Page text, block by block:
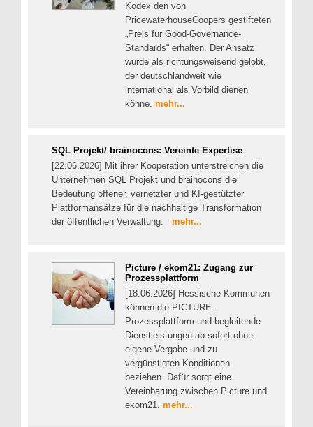
Kodex den von
PricewaterhouseCoopers gestifteten
„Preis für Good-Governance-
Standards“ erhalten. Der Ansatz
wurde als richtungsweisend gelobt,
der deutschlandweit wie
international als Vorbild dienen
könne. mehr...
SQL Projekt/ brainocons: Vereinte Expertise
[22.06.2026] Mit ihrer Kooperation unterstreichen die
Unternehmen SQL Projekt und brainocons die
Bedeutung offener, vernetzter und KI-gestützter
Plattformansätze für die nachhaltige Transformation
der öffentlichen Verwaltung. mehr...
Picture / ekom21: Zugang zur
Prozessplattform
[18.06.2026] Hessische Kommunen
können die PICTURE-
Prozessplattform und begleitende
Dienstleistungen ab sofort ohne
eigene Vergabe und zu
vergünstigten Konditionen
beziehen. Dafür sorgt eine
Vereinbarung zwischen Picture und
ekom21. mehr...